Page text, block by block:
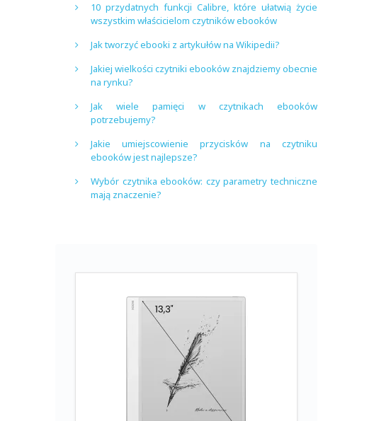
10 przydatnych funkcji Calibre, które ułatwią życie
wszystkim właścicielom czytników ebooków
Jak tworzyć ebooki z artykułów na Wikipedii?
Jakiej wielkości czytniki ebooków znajdziemy obecnie
na rynku?
Jak wiele pamięci w czytnikach ebooków
potrzebujemy?
Jakie umiejscowienie przycisków na czytniku
ebooków jest najlepsze?
Wybór czytnika ebooków: czy parametry techniczne
mają znaczenie?